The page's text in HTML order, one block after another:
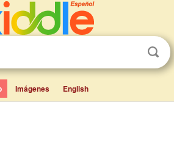
Imágenes English